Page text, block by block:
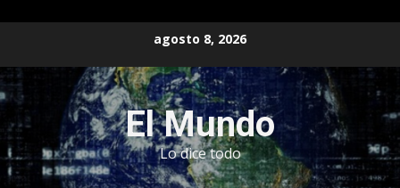
contenido
agosto 8, 2026
El Mundo
Lo dice todo